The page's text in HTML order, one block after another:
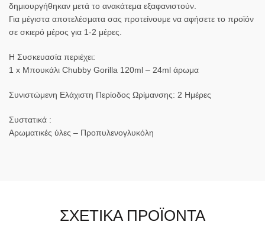
δημιουργήθηκαν μετά το ανακάτεμα εξαφανιστούν.
Για μέγιστα αποτελέσματα σας προτείνουμε να αφήσετε το προϊόν
σε σκιερό μέρος για 1-2 μέρες.
Η Συσκευασία περιέχει:
1 x Μπουκάλι Chubby Gorilla 120ml – 24ml άρωμα
Συνιστώμενη Ελάχιστη Περίοδος Ωρίμανσης: 2 Ημέρες
Συστατικά :
Αρωματικές ύλες – Προπυλενογλυκόλη
ΣΧΕΤΙΚΆ ΠΡΟΪΌΝΤΑ